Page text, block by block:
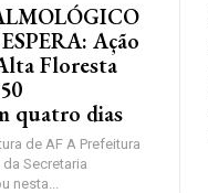
Ação
Floresta
quatro dias
de AF A Prefeitura
Secretaria
nesta...